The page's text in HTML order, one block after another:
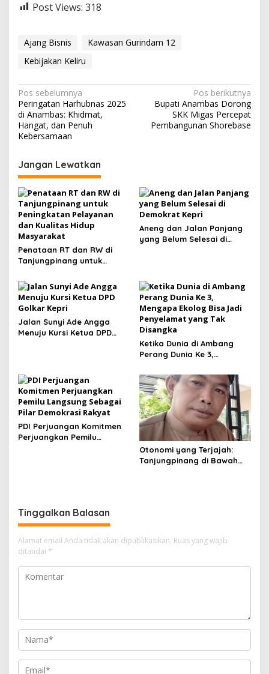
Post Views: 318
Ajang Bisnis
Kawasan Gurindam 12
Kebijakan Keliru
N
a
v
g
a
s
i
p
o
s
Pos sebelumnya
Peringatan Harhubnas 2025
di Anambas: Khidmat,
Hangat, dan Penuh
Kebersamaan
Pos berikutnya
Bupati Anambas Dorong
SKK Migas Percepat
Pembangunan Shorebase
Jangan Lewatkan
Penataan RT dan RW di
Tanjungpinang untuk
dan Kualitas Hidup
Masyarakat
Aneng dan Jalan Panjang
yang Belum Selesai di
Jalan Sunyi Ade Angga
Menuju Kursi Ketua DPD
Ketika Dunia di Ambang
Perang Dunia Ke 3,
Penyelamat yang Tak
Disangka
PDI Perjuangan Komitmen
Perjuangkan Pemilu
Otonomi yang Terjajah:
Tanjungpinang di Bawah
Tinggalkan Balasan
Alamat email Anda tidak akan dipublikasikan. Ruas yang wajib
ditandai *